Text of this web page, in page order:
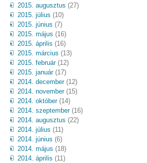
2015. augusztus (27)
2015. július (10)
2015. június (7)
2015. május (16)
2015. április (16)
2015. március (13)
2015. február(12)
2015. január(17)
2014. december(12)
2014. november(15)
2014. október(14)
2014. szeptember(16)
2014. augusztus (22)
2014. július (11)
2014. június (6)
2014. május (18)
2014. április (11)